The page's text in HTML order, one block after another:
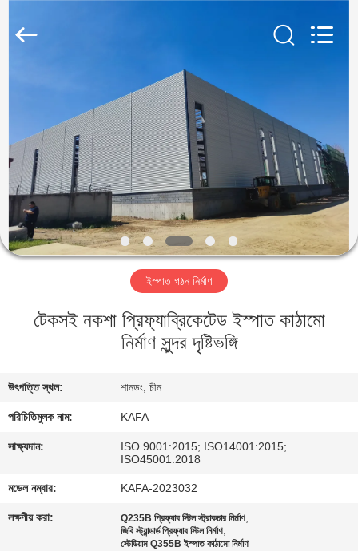
পণ্য
ভিডিও
ভিআর
শো
আমাদের
কারখানা
পরিদর্শন
নিয়ন্ত্রণ
Qingdao
ইস্পাত গঠন নির্মাণ
টেকসই নকশা প্রিফ্যাব্রিকেটেড ইস্পাত কাঠামো
নির্মাণ সুন্দর দৃষ্টিভঙ্গি
উৎপত্তি স্থল: শানডং, চীন
পরিচিতিমুলক নাম: KAFA
সাক্ষ্যদান:
ISO 9001:2015; ISO14001:2015;
ISO45001:2018
মডেল নম্বার: KAFA-2023032
লক্ষণীয় করা: Q235B প্রিফ্যাব স্টিল স্ট্রাকচার নির্মাণ,
জিবি স্ট্যান্ডার্ড প্রিফ্যাব স্টিল নির্মাণ,
স্টেডিয়াম Q355B ইস্পাত কাঠামো নির্মাণ